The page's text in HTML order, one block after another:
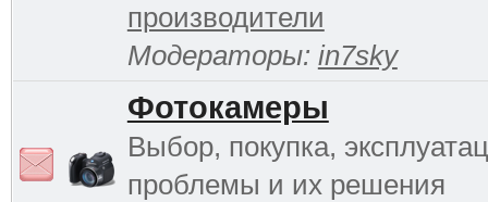
производители
Модераторы: in7sky
Фотокамеры
Выбор, покупка,
проблемы и их решения